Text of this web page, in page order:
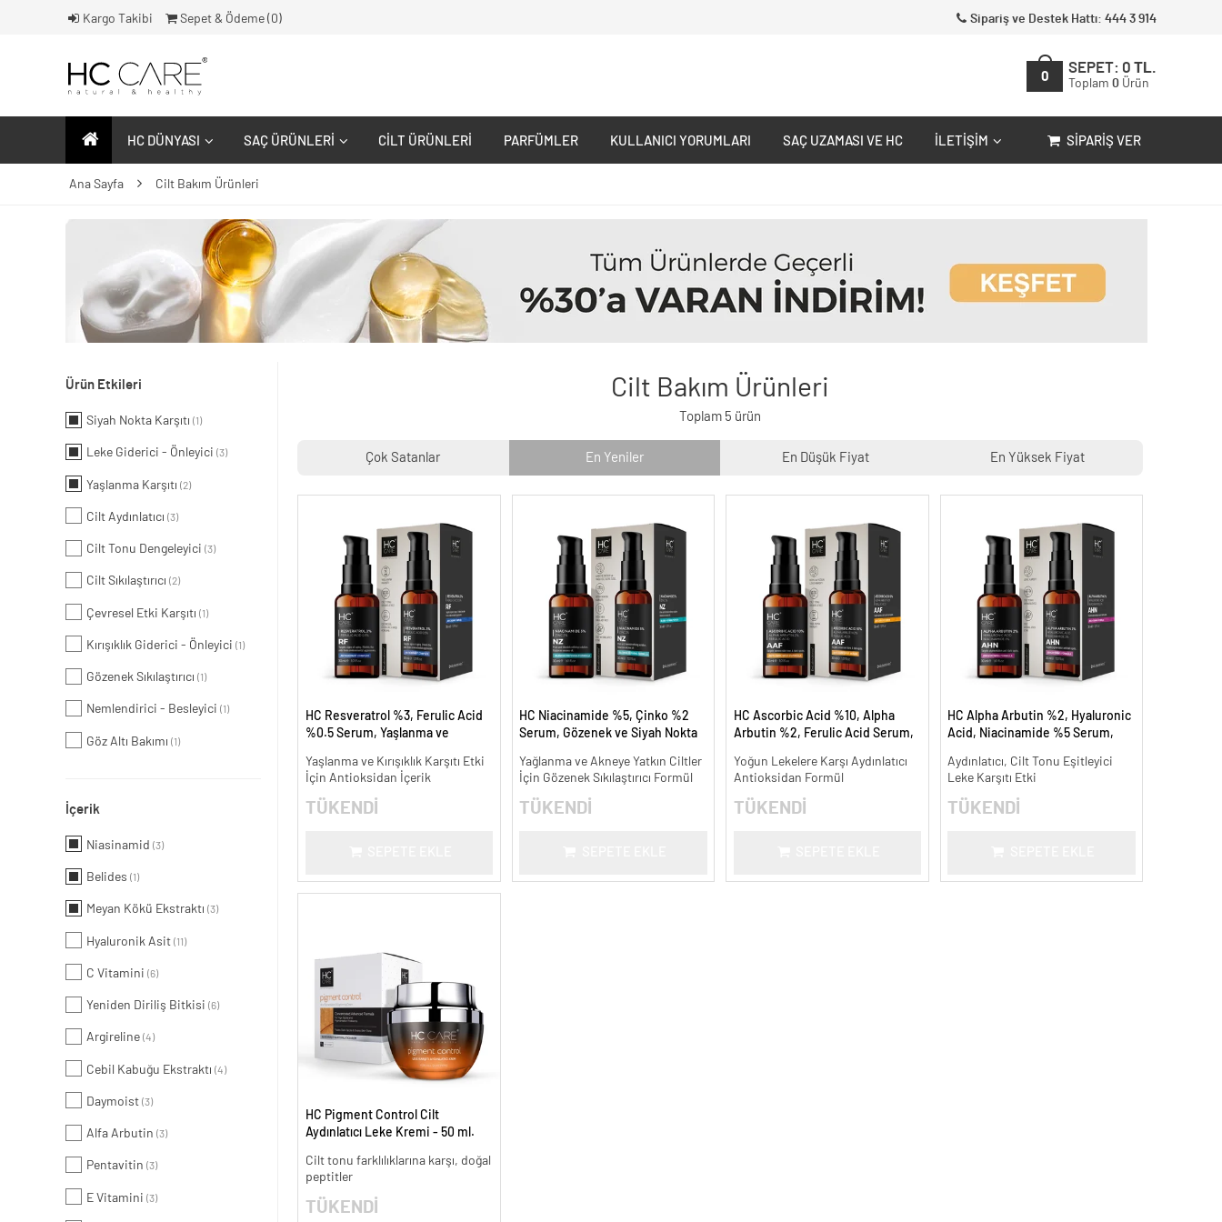
Kargo Takibi Sepet & Ödeme ( 0) Sipariş ve Destek Hattı: 444 3 914
0
SEPET: 0 TL.
Toplam 0 Ürün
HC DÜNYASI SAÇ ÜRÜNLERI CILT ÜRÜNLERI PARFÜMLER KULLANICI YORUMLARI SAÇ UZAMASI VE HC İLETIŞIM SIPARIŞ VER
Ana Sayfa Cilt Bakım Ürünleri
Ürün Etkileri
Siyah Nokta Karşıtı (1)
Leke Giderici - Önleyici (3)
Yaşlanma Karşıtı (2)
Cilt Aydınlatıcı (3)
Cilt Tonu Dengeleyici (3)
Cilt Sıkılaştırıcı (2)
Çevresel Etki Karşıtı (1)
Kırışıklık Giderici - Önleyici (1)
Gözenek Sıkılaştırıcı (1)
Nemlendirici - Besleyici (1)
Göz Altı Bakımı (1)
İçerik
Niasinamid (3)
Belides (1)
Meyan Kökü Ekstraktı (3)
Hyaluronik Asit (11)
C Vitamini (6)
Yeniden Diriliş Bitkisi (6)
Argireline (4)
Cebil Kabuğu Ekstraktı (4)
Daymoist (3)
Alfa Arbutin (3)
Pentavitin (3)
E Vitamini (3)
Cilt Bakım Ürünleri
Toplam 5 ürün
Çok Satanlar En Yeniler En Düşük Fiyat En Yüksek Fiyat
HC Resveratrol %3, Ferulic Acid
%0.5 Serum, Yaşlanma ve
Yaşlanma ve Kırışıklık Karşıtı Etki
İçin Antioksidan İçerik
TÜKENDİ
HC Niacinamide %5, Çinko %2
Serum, Gözenek ve Siyah Nokta
- 30 ml.
Yağlanma ve Akneye Yatkın Ciltler
İçin Gözenek Sıkılaştırıcı Formül
TÜKENDİ
HC Ascorbic Acid %10, Alpha
Arbutin %2, Ferulic Acid Serum,
ml.
Yoğun Lekelere Karşı Aydınlatıcı
Antioksidan Formül
TÜKENDİ
HC Alpha Arbutin %2, Hyaluronic
Acid, Niacinamide %5 Serum,
Aydınlatıcı, Cilt Tonu Eşitleyici
Leke Karşıtı Etki
TÜKENDİ
HC Pigment Control Cilt
Aydınlatıcı Leke Kremi - 50 ml.
Cilt tonu farklılıklarına karşı, doğal
peptitler
TÜKENDİ